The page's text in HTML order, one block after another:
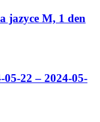
jazyce M, 1 den
22 – 2024-05-